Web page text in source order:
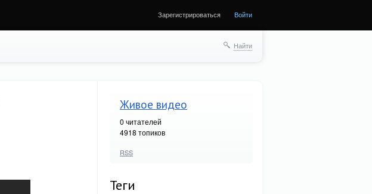
Зарегистрироваться Войти
Найти
Живое видео
0 читателей
4918 топиков
RSS
Теги